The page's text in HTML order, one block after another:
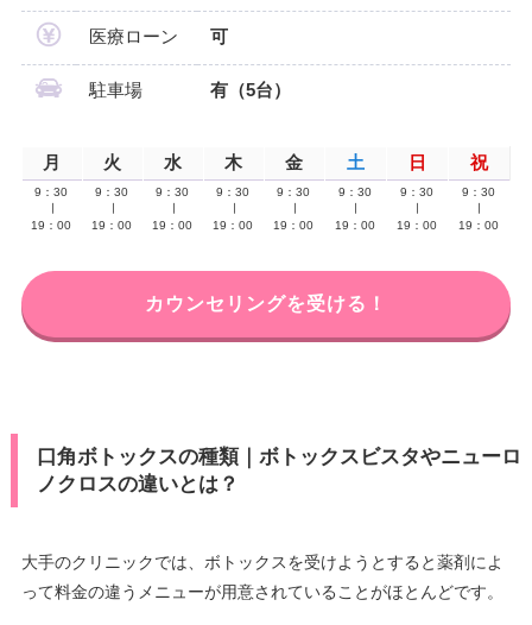
医療ローン 可
駐車場 有（5台）
月 火 水 木 金 土 日 祝
9：30
19：00
9：30
19：00
9：30
19：00
9：30
19：00
9：30
19：00
9：30
19：00
9：30
19：00
9：30
19：00
カウンセリングを受ける！
口角ボトックスの種類｜ボトックスビスタやニューロ
ノクロスの違いとは？
大手のクリニックでは、ボトックスを受けようとすると薬剤によ
って料金の違うメニューが用意されていることがほとんどです。